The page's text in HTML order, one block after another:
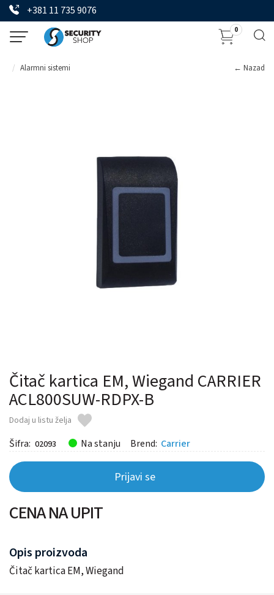
+381 11 735 9076
0
Alarmni sistemi ← Nazad
Čitač kartica EM, Wiegand CARRIER
ACL800SUW-RDPX-B
Dodaj u listu želja
Šifra: 02093 Na stanju Brend: Carrier
Prijavi se
CENA NA UPIT
Opis proizvoda
Čitač kartica EM, Wiegand